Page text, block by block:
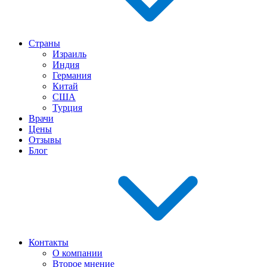
Страны
Израиль
Индия
Германия
Китай
США
Турция
Врачи
Цены
Отзывы
Блог
Контакты
О компании
Второе мнение